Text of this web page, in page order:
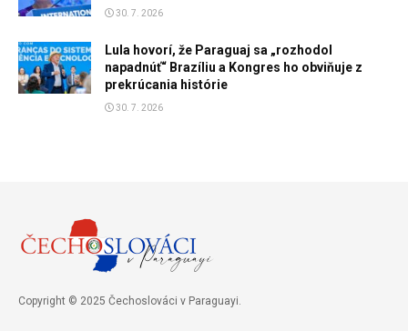
30. 7. 2026
Lula hovorí, že Paraguaj sa „rozhodol
napadnúť“ Brazíliu a Kongres ho obviňuje z
prekrúcania histórie
30. 7. 2026
Copyright © 2025 Čechoslováci v Paraguayi.